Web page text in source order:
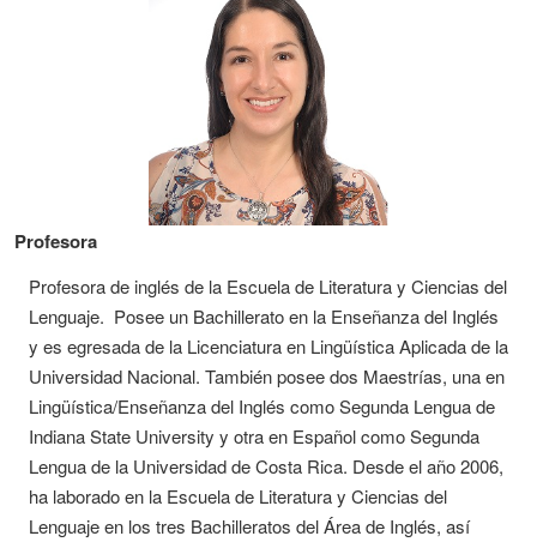
Profesora
Profesora de inglés de la Escuela de Literatura y Ciencias del
Lenguaje. Posee un Bachillerato en la Enseñanza del Inglés
y es egresada de la Licenciatura en Lingüística Aplicada de la
Universidad Nacional. También posee dos Maestrías, una en
Lingüística/Enseñanza del Inglés como Segunda Lengua de
Indiana State University y otra en Español como Segunda
Lengua de la Universidad de Costa Rica. Desde el año 2006,
ha laborado en la Escuela de Literatura y Ciencias del
Lenguaje en los tres Bachilleratos del Área de Inglés, así